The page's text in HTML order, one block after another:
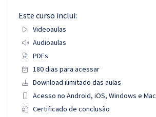
Este curso inclui:
Videoaulas
Audioaulas
PDFs
180 dias para acessar
Download ilimitado das aulas
Acesso no Android, iOS, Windows e Mac
Certificado de conclusão